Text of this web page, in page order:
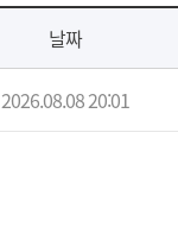
날짜
2026.08.08 20:01